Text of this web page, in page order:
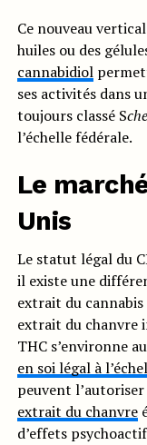
Ce nouveau
huiles ou des
cannabidiol
ses activités dans
toujours classé S
l’échelle fédérale.
Le
Unis
Le statut légal du
il existe une
extrait du
extrait du chanvre
THC s’environne
en soi légal à
peuvent l’autoriser
extrait du chanvre
d’effets